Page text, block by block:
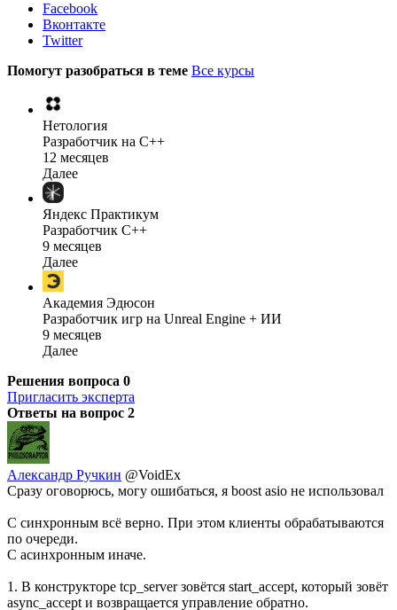
Facebook
Вконтакте
Twitter
Помогут разобраться в теме Все курсы
Нетология
Разработчик на C++
12 месяцев
Далее
Яндекс Практикум
Разработчик C++
9 месяцев
Далее
Академия Эдюсон
Разработчик игр на Unreal Engine + ИИ
9 месяцев
Далее
Решения вопроса 0
Пригласить эксперта
Ответы на вопрос 2
Александр Ручкин @VoidEx
Сразу оговорюсь, могу ошибаться, я boost asio не использовал
С синхронным всё верно. При этом клиенты обрабатываются
по очереди.
С асинхронным иначе.
1. В конструкторе tcp_server зовётся start_accept, который зовёт
async_accept и возвращается управление обратно.